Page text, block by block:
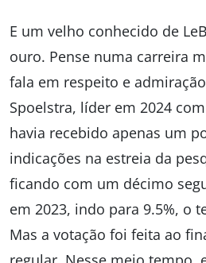
E um velho conhecido de
ouro. Pense numa carreira
fala em respeito e
Spoelstra, líder em 2024
havia recebido apenas um
indicações na estreia da
ficando com um décimo
em 2023, indo para 9.5%, o
Mas a votação foi feita ao